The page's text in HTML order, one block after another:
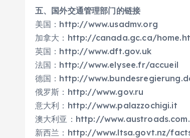
五、国外交通管理部门的链接
美国：http://www.usadmv.org
加拿大：http://canada.gc.ca/
英国：http://www.dft.gov.uk
法国：http://www.elysee.fr/accueil
德国：http://
俄罗斯：http://www.gov.ru
意大利：http://www.palazzochigi.it
澳大利亚：http://
新西兰：http://www.ltsa.govt.nz/